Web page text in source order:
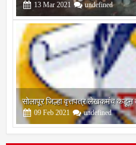
09 Feb 2021 undefined
श्री मल्लिकार्जुन प्रशालेकडून उमाकांत
25 Mar 2021 undefined